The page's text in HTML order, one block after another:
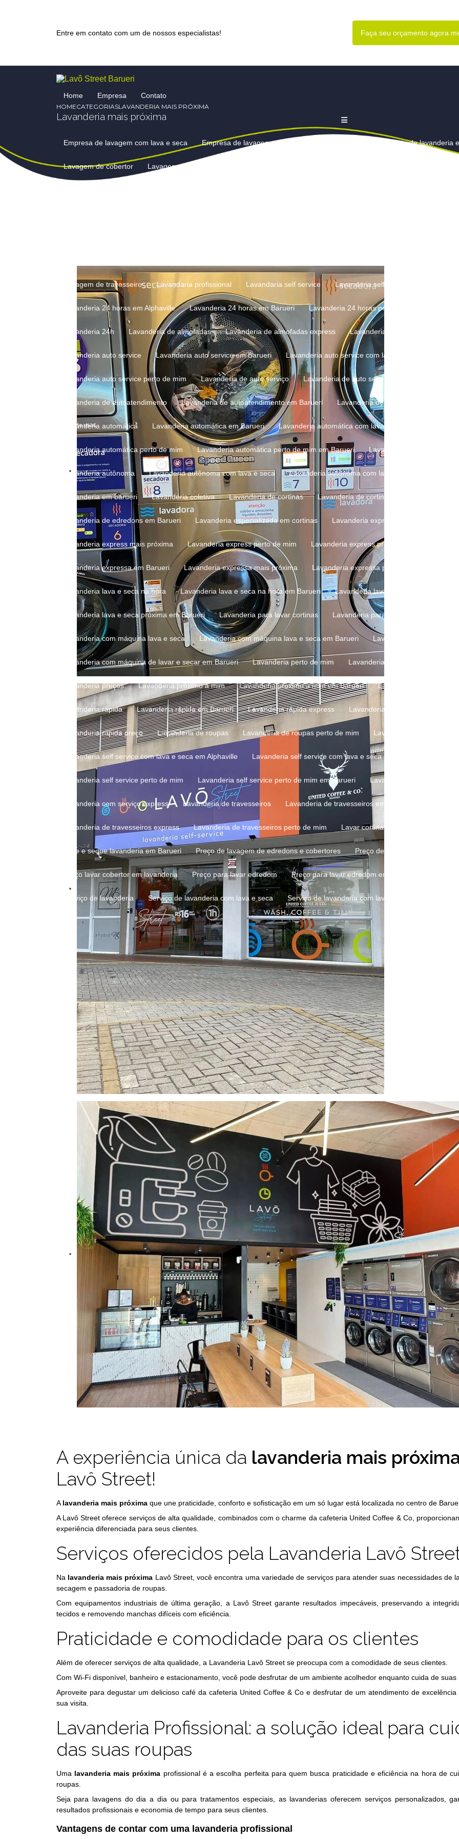
Entre em contato com um de nossos especialistas! Faça seu orçamento agora
Home Empresa Contato
Empresa de lavagem com lava e seca Empresa de lavagem com lava e seca em Barueri Empresa de lavanderia
Lavagem de cobertor Lavagem de cobertores e edredons
Lavagem de travesseiro Lavandaria profissional Lavandaria self service Lavandaria self service mais próxima
Lavanderia 24 horas em Alphaville Lavanderia 24 horas em Barueri Lavanderia 24 horas perto de mim
Lavanderia 24h Lavanderia de almofadas Lavanderia de almofadas express Lavanderia de almofadas perto
Lavanderia auto service Lavanderia auto service em Barueri Lavanderia auto service com lava e seca
Lavanderia auto service perto de mim Lavanderia de auto serviço Lavanderia de auto serviço perto de mim
Lavanderia de autoatendimento Lavanderia de autoatendimento em Barueri Lavanderia de autoatendimento perto
Lavanderia automática Lavanderia automática em Barueri Lavanderia automática com lava e seca
Lavanderia automática perto de mim Lavanderia automática perto de mim em Barueri Lavanderia automatizada
Lavanderia autônoma Lavanderia autônoma com lava e seca Lavanderia autônoma com lava e seca em Barueri
Lavanderia em barueri Lavanderia coletiva Lavanderia de cortinas Lavanderia de cortinas e persianas
Lavanderia de edredons em Barueri Lavanderia especializada em cortinas Lavanderia express Lavanderia
Lavanderia express mais próxima Lavanderia express perto de mim Lavanderia express preço Lavanderia
Lavanderia expressa em Barueri Lavanderia expressa mais próxima Lavanderia expressa perto de mim
Lavanderia lava e seca na hora Lavanderia lava e seca na hora em Barueri Lavanderia lava e seca perto de mim
Lavanderia lava e seca próxima em Barueri Lavanderia para lavar cortinas Lavanderia para lavar edredom
Lavanderia com máquina lava e seca Lavanderia com máquina lava e seca em Barueri Lavanderia com máquina
Lavanderia com máquina de lavar e secar em Barueri Lavanderia perto de mim Lavanderia perto de mim em
Lavanderia preços Lavanderia próximo a mim Lavanderia próximo a mim em Barueri Lavanderia que lava
Lavanderia rápida Lavanderia rápida em Barueri Lavanderia rápida express Lavanderia rápida express em
Lavanderia rápida preço Lavanderia de roupas Lavanderia de roupas perto de mim Lavanderia self service
Lavanderia self service com lava e seca em Alphaville Lavanderia self service com lava e seca em Barueri
Lavanderia self service perto de mim Lavanderia self service perto de mim em Barueri Lavanderia self service
Lavanderia com serviço express Lavanderia de travesseiros Lavanderia de travesseiros em Alphaville
Lavanderia de travesseiros express Lavanderia de travesseiros perto de mim Lavar cortinas em lavanderia
Lave e seque lavanderia em Barueri Preço de lavagem de edredons e cobertores Preço de lavagem de roupa
Preço lavar cobertor em lavanderia Preço para lavar edredom Preço para lavar edredom em Barueri
Serviço de lavanderia Serviço de lavanderia com lava e seca Serviço de lavanderia com lava e seca em Barueri
HOMECATEGORIASLAVANDERIA MAIS PRÓXIMA
Lavanderia mais próxima
A experiência única da lavanderia mais
Lavô Street!
A lavanderia mais próximaque une praticidade, conforto e sofisticação em um só lugar está localizada no centro de
A Lavô Street oferece serviços de alta qualidade, combinados com o charme da cafeteria United Coffee & Co,
experiência diferenciada para seus clientes.
Serviços oferecidos pela Lavanderia Lavô
Na lavanderia mais próxima Lavô Street, você encontra uma variedade de serviços para atender suas necessidades de
secagem e passadoria de roupas.
Com equipamentos industriais de última geração, a Lavô Street garante resultados impecáveis, preservando a
tecidos e removendo manchas difíceis com eficiência.
Praticidade e comodidade para os clientes
Além de oferecer serviços de alta qualidade, a Lavanderia Lavô Street se preocupa com a comodidade de seus clientes.
Com Wi-Fi disponível, banheiro e estacionamento, você pode desfrutar de um ambiente acolhedor enquanto cuida de suas
Aproveite para degustar um delicioso café da cafeteria United Coffee & Co e desfrutar de um atendimento de excelência
sua visita.
Lavanderia Profissional: a solução ideal para
das suas roupas
Uma lavanderia mais próxima profissional é a escolha perfeita para quem busca praticidade e eficiência na hora de
roupas.
Seja para lavagens do dia a dia ou para tratamentos especiais, as lavanderias oferecem serviços personalizados,
resultados profissionais e economia de tempo para seus clientes.
Vantagens de contar com uma lavanderia profissional